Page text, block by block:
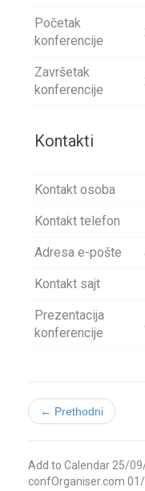
Početak
konferencije
Završetak
konferencije
Kontakti
Kontakt osoba
Kontakt telefon
Adresa e-pošte
Kontakt sajt
Prezentacija
konferencije
← Prethodni
Add to Calendar 25/
confOrganiser.com